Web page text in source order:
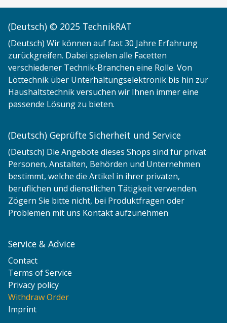
(Deutsch) © 2025 TechnikRAT
(Deutsch) Wir können auf fast 30 Jahre Erfahrung
zurückgreifen. Dabei spielen alle Facetten
verschiedener Technik-Branchen eine Rolle. Von
Löttechnik über Unterhaltungselektronik bis hin zur
Haushaltstechnik versuchen wir Ihnen immer eine
passende Lösung zu bieten.
Service & Advice
Contact
Terms of Service
Privacy policy
Withdraw Order
Imprint
(Deutsch) Geprüfte Sicherheit und Service
(Deutsch) Die Angebote dieses Shops sind für privat
Personen, Anstalten, Behörden und Unternehmen
bestimmt, welche die Artikel in ihrer privaten,
beruflichen und dienstlichen Tätigkeit verwenden.
Zögern Sie bitte nicht, bei Produktfragen oder
Problemen mit uns Kontakt aufzunehmen